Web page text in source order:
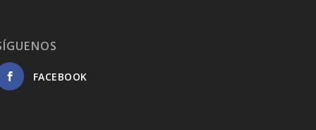
FACEBOOK